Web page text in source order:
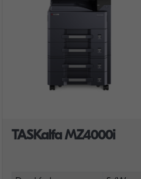
TASKalfa MZ4000i